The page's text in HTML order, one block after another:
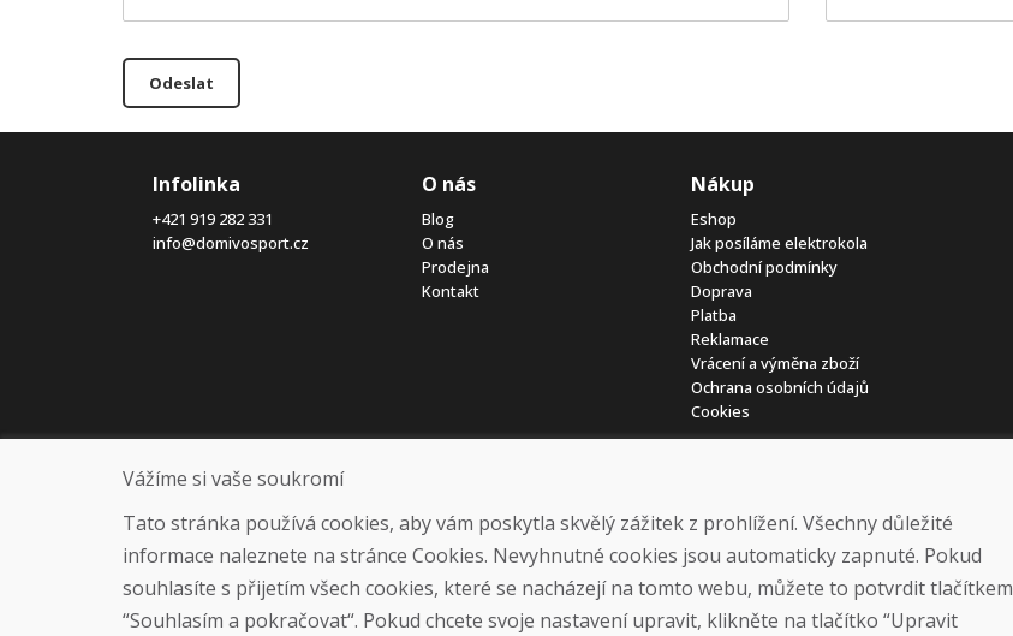
Odeslat
Infolinka
+421 919 282 331
info@domivosport.cz
O nás
Blog
O nás
Prodejna
Kontakt
Nákup
Eshop
Jak posíláme elektrokola
Obchodní podmínky
Doprava
Platba
Reklamace
Vrácení a výměna zboží
Ochrana osobních údajů
Cookies
© DOMIVOSPORT 2026, všechna práva vyhrazena
Vážíme si vaše soukromí
Tato stránka používá cookies, aby vám poskytla skvělý zážitek z prohlížení. Všechny důležité
informace naleznete na stránce Cookies. Nevyhnutné cookies jsou automaticky zapnuté. Pokud
souhlasíte s přijetím všech cookies, které se nacházejí na tomto webu, můžete to potvrdit tlačítkem
“Souhlasím a pokračovat“. Pokud chcete svoje nastavení upravit, klikněte na tlačítko “Upravit